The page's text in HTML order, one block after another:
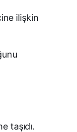
ilişkin
taşıdı.